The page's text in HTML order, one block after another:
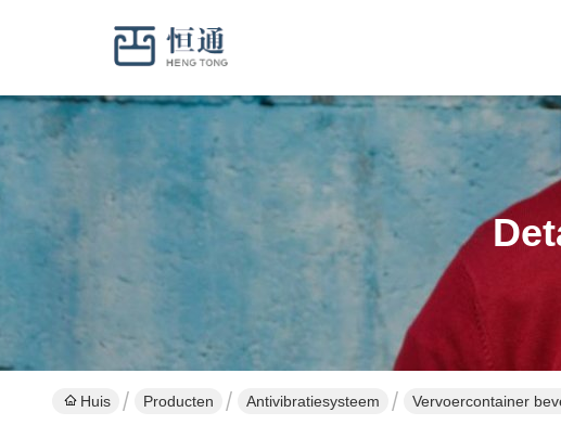
Huis Producten Antivibratiesysteem Vervoercontainer